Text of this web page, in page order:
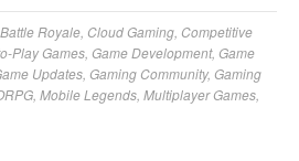
Battle Royale Cloud Gaming Competitive
Play Games Game Development, Game
Updates Gaming Community, Gaming
Mobile Legends Multiplayer Games